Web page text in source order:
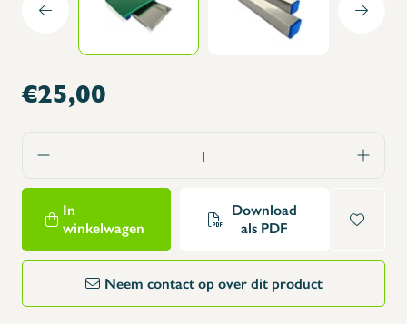
€25,00
In
winkelwagen
Download
als PDF
Neem contact op over dit product